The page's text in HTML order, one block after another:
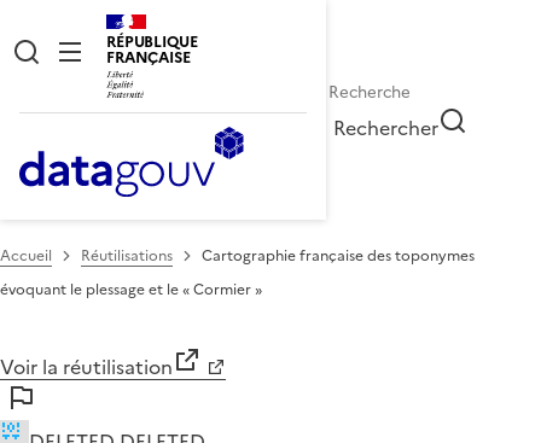
RÉPUBLIQUE
FRANÇAISE
Rechercher
Accueil Réutilisations
Cartographie française des toponymes
évoquant le plessage et le « Cormier »
Voir la réutilisation